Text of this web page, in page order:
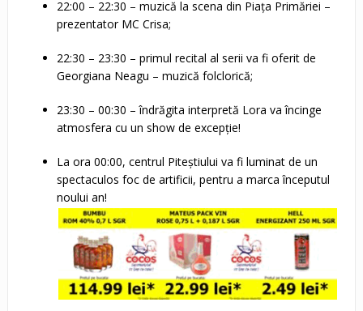
22:00 – 22:30 – muzică la scena din Piața Primăriei –
prezentator MC Crisa;
22:30 – 23:30 – primul recital al serii va fi oferit de
Georgiana Neagu – muzică folclorică;
23:30 – 00:30 – îndrăgita interpretă Lora va încinge
atmosfera cu un show de excepție!
La ora 00:00, centrul Piteștiului va fi luminat de un
spectaculos foc de artificii, pentru a marca începutul
noului an!